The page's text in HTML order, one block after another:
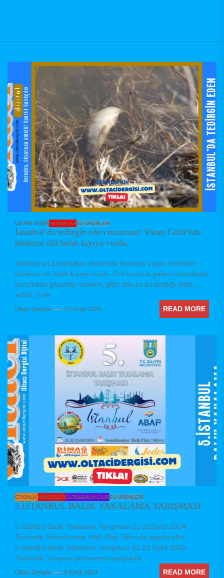
ÇEVRE DOĞAHABERLERSU ÜRÜNLERI
İstanbul’da tedirgin eden manzara! Varan Gölü’nde
binlerce ölü balık kıyıya vurdu.
İstanbul'un Eyüpsultan İlçesi'nde bulunan Varan Gölü'nde
binlerce ölü balık kıyıya vurdu. Göl kıyısına gelen vatandaşlar
durumdan şikayetçi olurken, göle atık su bırakıldığı iddia
edildi. Göle...
Oltacı Dergisi 23 Ocak 2025 READ MORE
ETKINLIKHABERLEROLTA&BALIKÇILIKSU ÜRÜNLERI
5.İSTANBUL BALIK YAKALAMA YARIŞMASI
5.İstanbul Balık Yakalama Yarışması 21-22 Eylül 2024
Tarihinde Semizkumlar Halk Plajı Silivri de yapılacaktır.
5.İstanbul Balık Yakalama Yarışması 21-22 Eylül 2024
Tarihinde Yarışma şartnamesi aşağıdaki...
Oltacı Dergisi 6 Eylül 2024 READ MORE